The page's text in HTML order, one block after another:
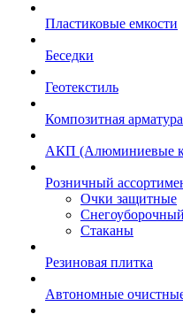
Пластиковые емкости
Беседки
Геотекстиль
Композитная арматура
АКП (Алюминиевые
Розничный
Очки защитные
Стаканы
Резиновая плитка
Автономные